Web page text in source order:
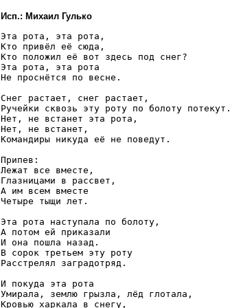
Исп.: Михаил Гулько
Эта рота, эта рота,
Кто привёл её сюда,
Кто положил её вот здесь под снег?
Эта рота, эта рота
Не проснётся по весне.
Снег растает, снег растает,
Ручейки сквозь эту роту по болоту потекут.
Нет, не встанет эта рота,
Нет, не встанет,
Командиры никуда её не поведут.
Припев:
Лежат все вместе,
Глазницами в рассвет,
А им всем вместе
Четыре тыщи лет.
Эта рота наступала по болоту,
А потом ей приказали
И она пошла назад.
В сорок третьем эту роту
Расстрелял заградотряд.
И покуда эта рота
Умирала, землю грызла, лёд глотала,
Кровью харкала в снегу,